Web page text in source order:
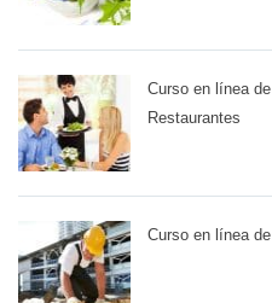
Curso en línea
Restaurantes
Curso en línea